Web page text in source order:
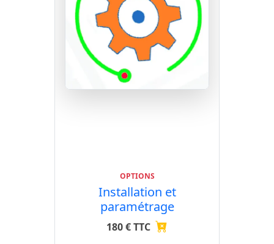
OPTIONS
Installation et
paramétrage
180 € TTC